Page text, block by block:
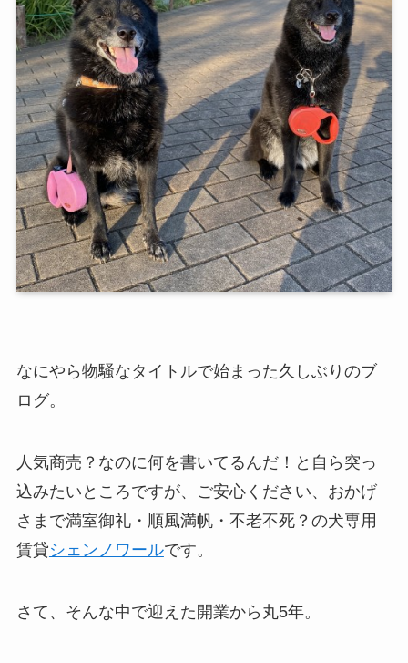
なにやら物騒なタイトルで始まった久しぶりのブ
ログ。
人気商売？なのに何を書いてるんだ！と自ら突っ
込みたいところですが、ご安心ください、おかげ
さまで満室御礼・順風満帆・不老不死？の犬専用
賃貸シェンノワールです。
さて、そんな中で迎えた開業から丸5年。